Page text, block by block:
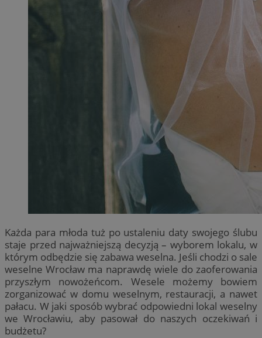
Każda para młoda tuż po ustaleniu daty swojego ślubu
staje przed najważniejszą decyzją – wyborem lokalu, w
którym odbędzie się zabawa weselna. Jeśli chodzi o sale
weselne Wrocław ma naprawdę wiele do zaoferowania
przyszłym nowożeńcom. Wesele możemy bowiem
zorganizować w domu weselnym, restauracji, a nawet
pałacu. W jaki sposób wybrać odpowiedni lokal weselny
we Wrocławiu, aby pasował do naszych oczekiwań i
budżetu?